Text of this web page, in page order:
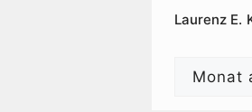
Laurenz E.
Laurenz